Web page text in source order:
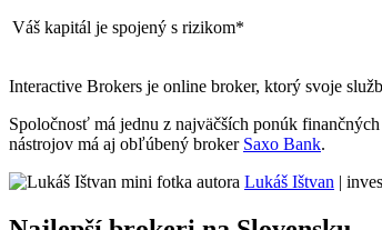
Váš kapitál je spojený s rizikom*
Interactive Brokers je online broker, ktorý svoje
Spoločnosť má jednu z najväčších ponúk
nástrojov má aj obľúbený broker Saxo Bank.
Lukáš Ištvan |